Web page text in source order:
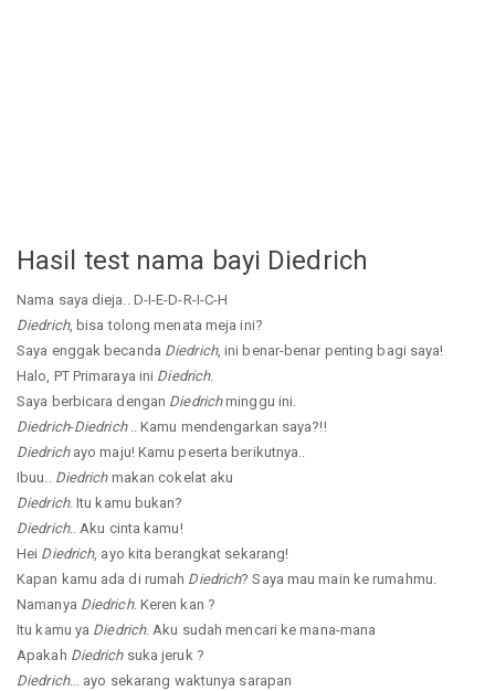
Hasil test nama bayi Diedrich
Nama saya dieja.. D-I-E-D-R-I-C-H
Diedrich, bisa tolong menata meja ini?
Saya enggak becanda Diedrich, ini benar-benar penting bagi saya!
Halo, PT Primaraya ini Diedrich.
Saya berbicara dengan Diedrichminggu ini.
Diedrich-Diedrich.. Kamu mendengarkan saya?!!
Diedrichayo maju! Kamu peserta berikutnya..
Ibuu.. Diedrichmakan cokelat aku
Diedrich. Itu kamu bukan?
Diedrich.. Aku cinta kamu!
Hei Diedrich, ayo kita berangkat sekarang!
Kapan kamu ada di rumah Diedrich? Saya mau main ke rumahmu.
Namanya Diedrich. Keren kan ?
Itu kamu ya Diedrich. Aku sudah mencari ke mana-mana
Apakah Diedrichsuka jeruk ?
Diedrich... ayo sekarang waktunya sarapan